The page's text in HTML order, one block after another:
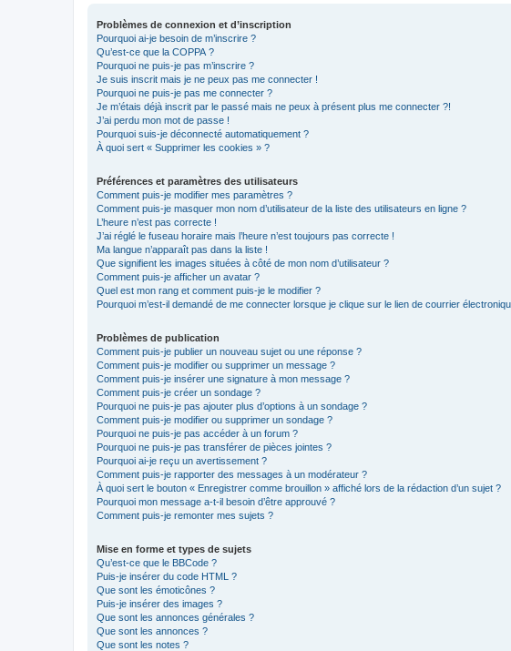
Problèmes de connexion et d’inscription
Pourquoi ai-je besoin de m’inscrire ?
Qu’est-ce que la COPPA ?
Pourquoi ne puis-je pas m’inscrire ?
Je suis inscrit mais je ne peux pas me connecter !
Pourquoi ne puis-je pas me connecter ?
Je m’étais déjà inscrit par le passé mais ne peux à présent plus me connecter ?!
J’ai perdu mon mot de passe !
Pourquoi suis-je déconnecté automatiquement ?
À quoi sert « Supprimer les cookies » ?
Préférences et paramètres des utilisateurs
Comment puis-je modifier mes paramètres ?
Comment puis-je masquer mon nom d’utilisateur de la liste des utilisateurs en ligne ?
L’heure n’est pas correcte !
J’ai réglé le fuseau horaire mais l’heure n’est toujours pas correcte !
Ma langue n’apparaît pas dans la liste !
Que signifient les images situées à côté de mon nom d’utilisateur ?
Comment puis-je afficher un avatar ?
Quel est mon rang et comment puis-je le modifier ?
Pourquoi m’est-il demandé de me connecter lorsque je clique sur le lien de courrier
Problèmes de publication
Comment puis-je publier un nouveau sujet ou une réponse ?
Comment puis-je modifier ou supprimer un message ?
Comment puis-je insérer une signature à mon message ?
Comment puis-je créer un sondage ?
Pourquoi ne puis-je pas ajouter plus d’options à un sondage ?
Comment puis-je modifier ou supprimer un sondage ?
Pourquoi ne puis-je pas accéder à un forum ?
Pourquoi ne puis-je pas transférer de pièces jointes ?
Pourquoi ai-je reçu un avertissement ?
Comment puis-je rapporter des messages à un modérateur ?
À quoi sert le bouton « Enregistrer comme brouillon » affiché lors de la rédaction d’un sujet ?
Pourquoi mon message a-t-il besoin d’être approuvé ?
Comment puis-je remonter mes sujets ?
Mise en forme et types de sujets
Qu’est-ce que le BBCode ?
Puis-je insérer du code HTML ?
Que sont les émoticônes ?
Puis-je insérer des images ?
Que sont les annonces générales ?
Que sont les annonces ?
Que sont les notes ?